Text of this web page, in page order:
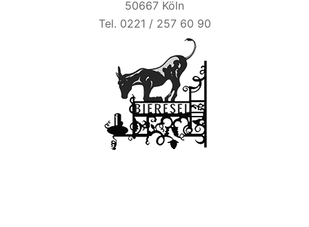
50667 Köln
Tel. 0221 / 257 60 90